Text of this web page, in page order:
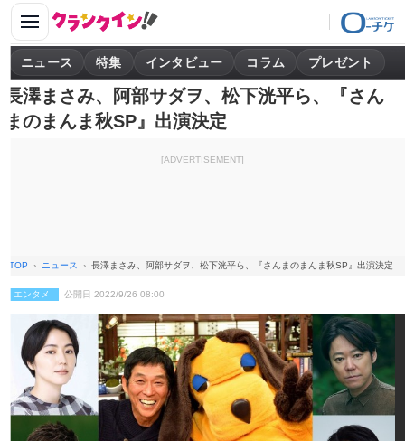
ニュース 特集 インタビュー コラム プレゼント
長澤まさみ、阿部サダヲ、松下洸平ら、『さん
まのまんま秋SP』出演決定
[ADVERTISEMENT]
TOP ニュース 長澤まさみ、阿部サダヲ、松下洸平ら、『さんまのまんま秋SP』出演決定
エンタメ 公開日 2022/9/26 08:00